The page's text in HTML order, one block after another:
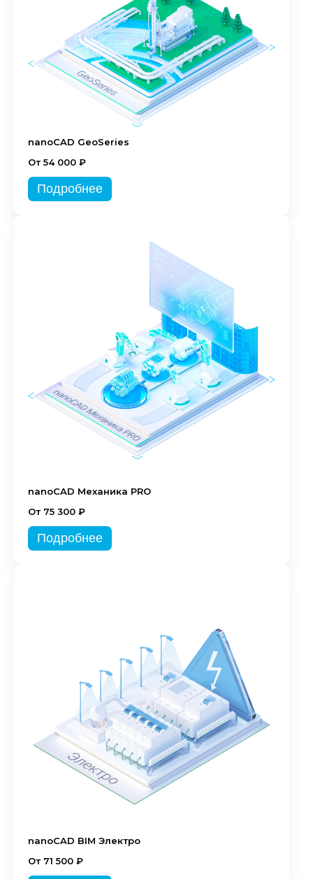
nanoCAD GeoSeries
От 54 000 ₽
Подробнее
nanoCAD Механика PRO
От 75 300 ₽
Подробнее
nanoCAD BIM Электро
От 71 500 ₽